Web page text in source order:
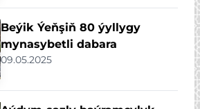
Beýik Ýeňşiň 80 ýyllygy
mynasybetli dabara
09.05.2025